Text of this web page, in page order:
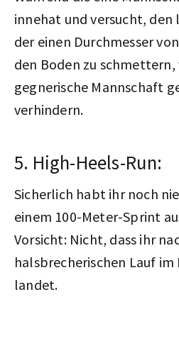
innehat und versucht,
der einen Durchmesser
den Boden zu schmettern,
gegnerische Mannschaft
verhindern.
5. High-Heels-Run:
Sicherlich habt ihr noch
einem 100-Meter-Sprint
Vorsicht: Nicht, dass ihr
halsbrecherischen Lauf im
landet.